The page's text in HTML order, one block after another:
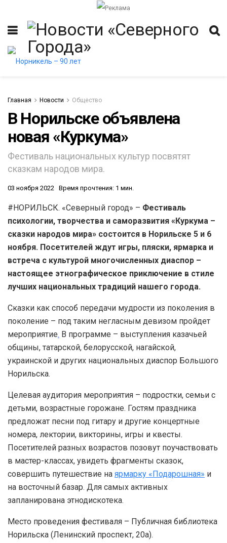
Главная Новости Общество
В Норильске объявлена
новая «Куркума»
Фестиваль национальных культур посвятят
сказкам народов мира.
03 ноября 2022 Время прочтения: 1 мин.
#НОРИЛЬСК. «Северный город» – Фестиваль
психологии, творчества и саморазвития «Куркума –
сказки народов мира» состоится в Норильске 5 и 6
ноября. Посетителей ждут игры, пляски, ярмарка и
встреча с культурой многочисленных диаспор –
настоящее этнографическое приключение в стиле
лучших национальных традиций нашего города.
Сказки как способ передачи мудрости из поколения в
поколение – под таким негласным девизом пройдет
мероприятие. В программе – выступления казачьей
общины, татарской, белорусской, нагайской,
украинской и других национальных диаспор Большого
Норильска.
Целевая аудитория мероприятия – подростки, семьи с
детьми, возрастные горожане. Гостям праздника
предложат песни под гитару и другие концертные
номера, лектории, викторины, игры и квесты.
Посетителей разных возрастов позовут поучаствовать
в мастер-классах, увидеть фрагменты сказок,
совершить путешествие на ярмарку «Подарошная» и
на восточный базар. Для самых активных
запланирована этнодискотека.
Место проведения фестиваля – Публичная библиотека
Норильска (Ленинский проспект, 20а).